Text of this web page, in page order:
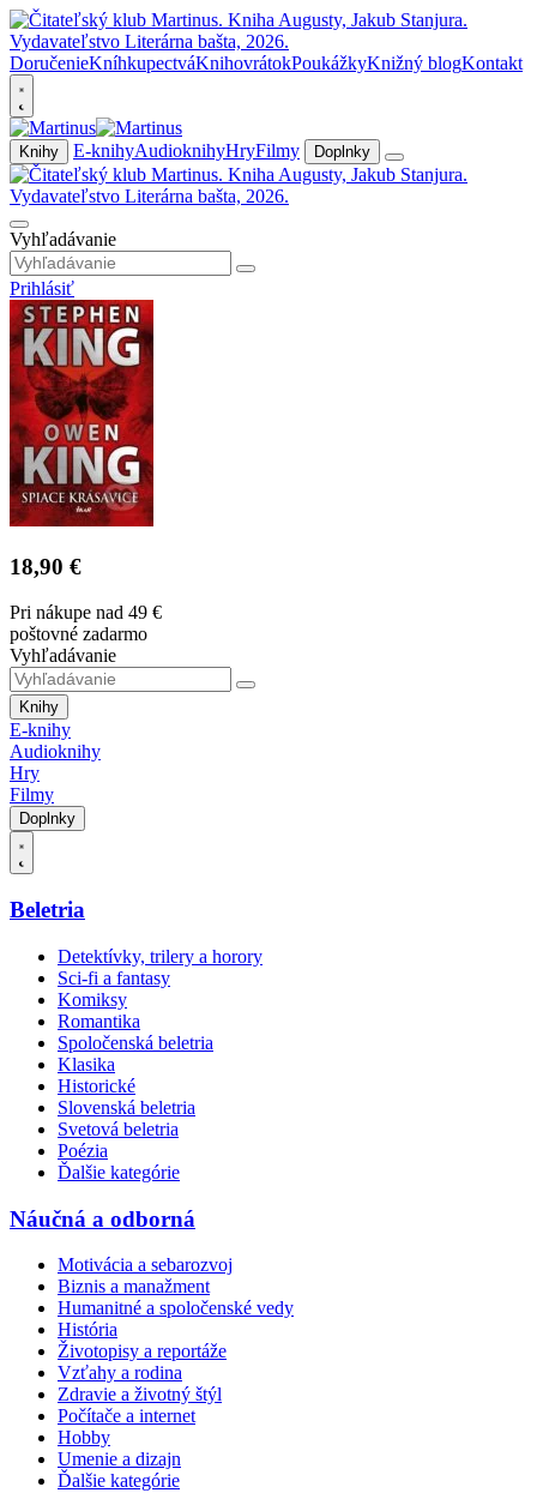
DoručenieKníhkupectváKnihovrátokPoukážkyKnižný blogKontakt
Knihy E-knihyAudioknihyHryFilmy Doplnky
Vyhľadávanie
Prihlásiť
18,90 €
Pri nákupe nad 49 €
poštovné zadarmo
Vyhľadávanie
Knihy
E-knihy
Audioknihy
Hry
Filmy
Doplnky
Beletria
Detektívky, trilery a horory
Sci-fi a fantasy
Komiksy
Romantika
Spoločenská beletria
Klasika
Historické
Slovenská beletria
Svetová beletria
Poézia
Ďalšie kategórie
Náučná a odborná
Motivácia a sebarozvoj
Biznis a manažment
Humanitné a spoločenské vedy
História
Životopisy a reportáže
Vzťahy a rodina
Zdravie a životný štýl
Počítače a internet
Hobby
Umenie a dizajn
Ďalšie kategórie